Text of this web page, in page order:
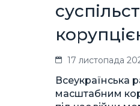
17 листопада
Всеукраїнська
масштабним